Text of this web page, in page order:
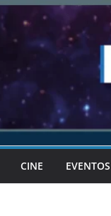
CINE EVENTOS